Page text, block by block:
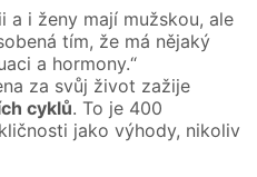
a i ženy mají mužskou, ale
tím, že má nějaký
a hormony.“
za svůj život zažije
cyklů. To je 400
jako výhody, nikoliv